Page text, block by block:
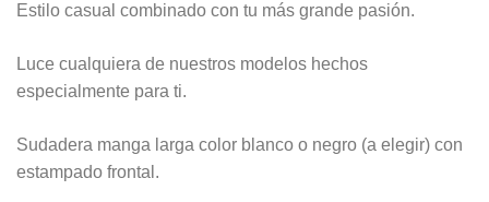
Estilo casual combinado con tu más grande pasión.
Luce cualquiera de nuestros modelos hechos
especialmente para ti.
Sudadera manga larga color blanco o negro (a elegir) con
estampado frontal.